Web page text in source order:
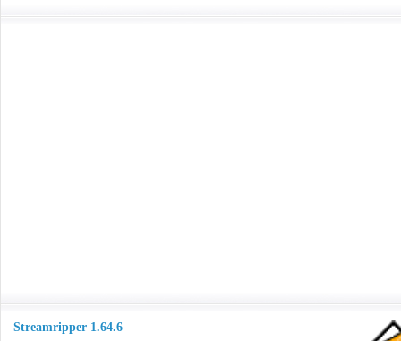
Streamripper 1.64.6